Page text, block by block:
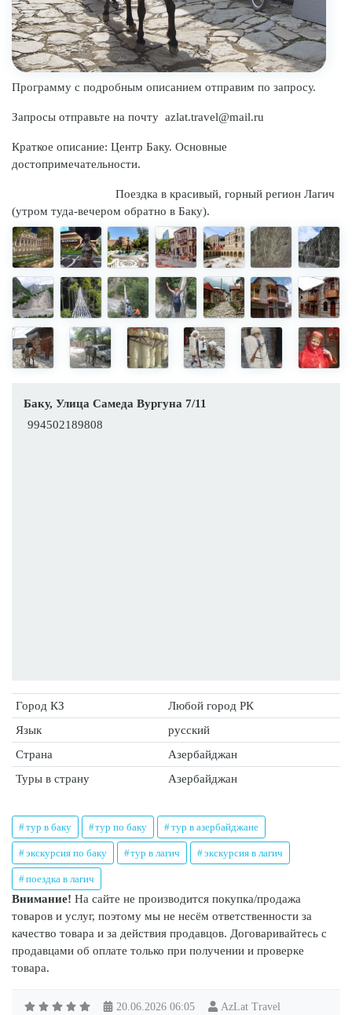
Программу с подробным описанием отправим по запросу.
Запросы отправьте на почту azlat.travel@mail.ru
Краткое описание: Центр Баку. Основные
достопримечательности.
Поездка в красивый, горный регион Лагич
(утром туда-вечером обратно в Баку).
Баку, Улица Самеда Вургуна 7/11
994502189808
Город КЗ
Любой город РК
Язык
русский
Страна
Азербайджан
Туры в страну
Азербайджан
тур в баку тур по баку тур в азербайджане
экскурсия по баку тур в лагич экскурсия в лагич
поездка в лагич
Внимание! На сайте не производится покупка/продажа
товаров и услуг, поэтому мы не несём ответственности за
качество товара и за действия продавцов. Договаривайтесь с
продавцами об оплате только при получении и проверке
товара.
20.06.2026 06:05 AzLat Travel